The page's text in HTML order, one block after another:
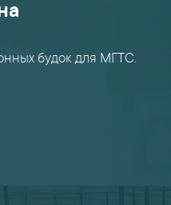
будок для МГТС.